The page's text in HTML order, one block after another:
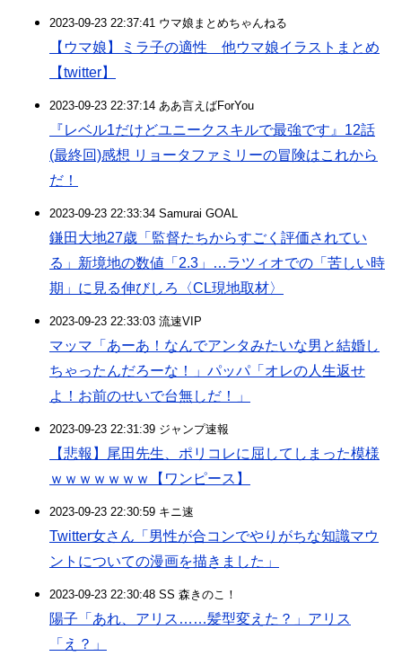
2023-09-23 22:37:41 ウマ娘まとめちゃんねる
【ウマ娘】ミラ子の適性 他ウマ娘イラストまとめ
【twitter】
2023-09-23 22:37:14 ああ言えばForYou
『レベル1だけどユニークスキルで最強です』12話
(最終回)感想 リョータファミリーの冒険はこれから
だ！
2023-09-23 22:33:34 Samurai GOAL
鎌田大地27歳「監督たちからすごく評価されてい
る」新境地の数値「2.3」…ラツィオでの「苦しい時
期」に見る伸びしろ〈CL現地取材〉
2023-09-23 22:33:03 流速VIP
マッマ「あーあ！なんでアンタみたいな男と結婚し
ちゃったんだろーな！」パッパ「オレの人生返せ
よ！お前のせいで台無しだ！」
2023-09-23 22:31:39 ジャンプ速報
【悲報】尾田先生、ポリコレに屈してしまった模様
ｗｗｗｗｗｗｗ【ワンピース】
2023-09-23 22:30:59 キニ速
Twitter女さん「男性が合コンでやりがちな知識マウ
ントについての漫画を描きました」
2023-09-23 22:30:48 SS 森きのこ！
陽子「あれ、アリス……髪型変えた？」アリス
「え？」